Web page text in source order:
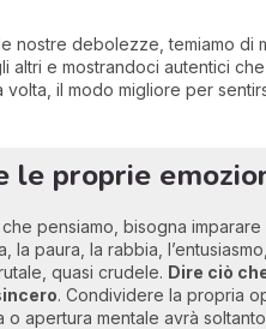
debolezze, temiamo di
altri e mostrandoci autentici
volta, il modo migliore per
le proprie
pensiamo, bisogna
paura, la rabbia,
quasi crudele. Dire ciò
. Condividere la propria
apertura mentale avrà